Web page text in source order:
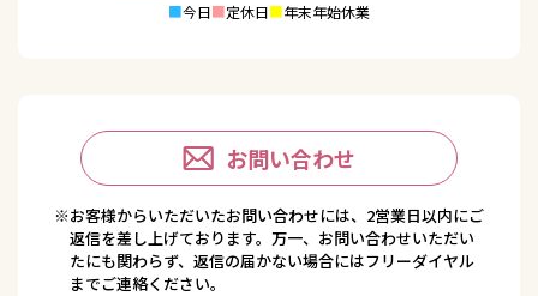
■今日■定休日■年末年始休業
お問い合わせ
※お客様からいただいたお問い合わせには、2営業日以内にご
返信を差し上げております。万一、お問い合わせいただい
たにも関わらず、返信の届かない場合にはフリーダイヤル
までご連絡ください。